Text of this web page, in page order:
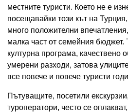
местните туристи. Което не е
посещавайки този кът на
много положителни
малка част от семейния бюджет.
културна програма, качествено
умерени разходи, затова
все повече и повече туристи
Пътуващите, посетили
туроператори, често се